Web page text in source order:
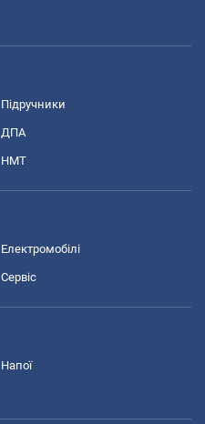
Підручники
ДПА
НМТ
Електромобілі
Сервіс
Напої